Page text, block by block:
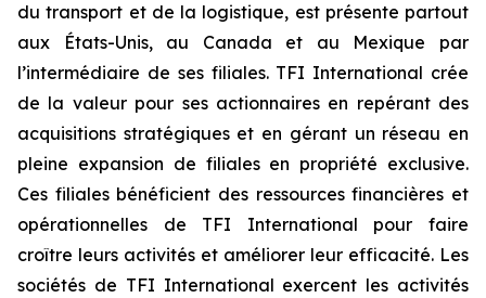
du transport et de la logistique, est présente partout
aux États-Unis, au Canada et au Mexique par
l’intermédiaire de ses filiales. TFI International crée
de la valeur pour ses actionnaires en repérant des
acquisitions stratégiques et en gérant un réseau en
pleine expansion de filiales en propriété exclusive.
Ces filiales bénéficient des ressources financières et
opérationnelles de TFI International pour faire
croître leurs activités et améliorer leur efficacité. Les
sociétés de TFI International exercent les activités